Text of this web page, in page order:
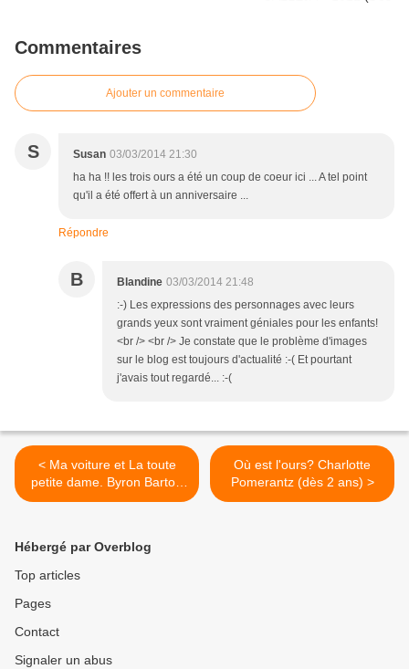
Commentaires
Ajouter un commentaire
S Susan 03/03/2014 21:30
ha ha !! les trois ours a été un coup de coeur ici ... A tel point
qu'il a été offert à un anniversaire ...
Répondre
B Blandine 03/03/2014 21:48
:-) Les expressions des personnages avec leurs
grands yeux sont vraiment géniales pour les enfants!
<br /> <br /> Je constate que le problème d'images
sur le blog est toujours d'actualité :-( Et pourtant
j'avais tout regardé... :-(
< Ma voiture et La toute
petite dame. Byron Barton
(dès 2 ans)
Où est l'ours? Charlotte
Pomerantz (dès 2 ans) >
Hébergé par Overblog
Top articles
Pages
Contact
Signaler un abus